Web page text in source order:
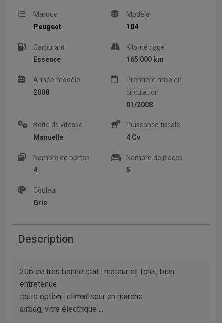
Marque
Peugeot
Modèle
104
Carburant
Essence
Kilométrage
165 000 km
Année-modèle
2008
Première mise en
circulation
01/2008
Boîte de vitesse
Manuelle
Puissance fiscale
4 Cv
Nombre de portes
4
Nombre de places
5
Couleur
Gris
Description
206 de très bonne état : moteur et Tôle , bien
entretenue
toute option : climatiseur en marche
airbag, vitre électrique ...